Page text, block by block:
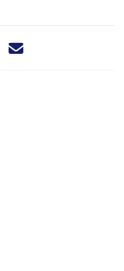
dit nieuwsbericht via X -
Deel dit nieuwsbericht via
Deel dit nieuwsbericht
Deel dit
Rechtspraak.nl
Rechtspraak.nl
verlaat Rechtspraak.nl
verlaat Rechtspraak.nl
- U verlaat
nieuwsbrief - U verlaat